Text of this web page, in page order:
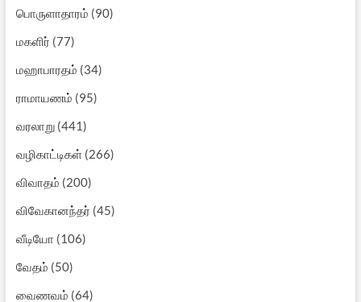
பொருளாதாரம் (90)
மகளிர் (77)
மஹாபாரதம் (34)
ராமாயணம் (95)
வரலாறு(441)
வழிகாட்டிகள்(266)
விவாதம் (200)
விவேகானந்தர் (45)
வீடியோ (106)
வேதம் (50)
வைணவம் (64)